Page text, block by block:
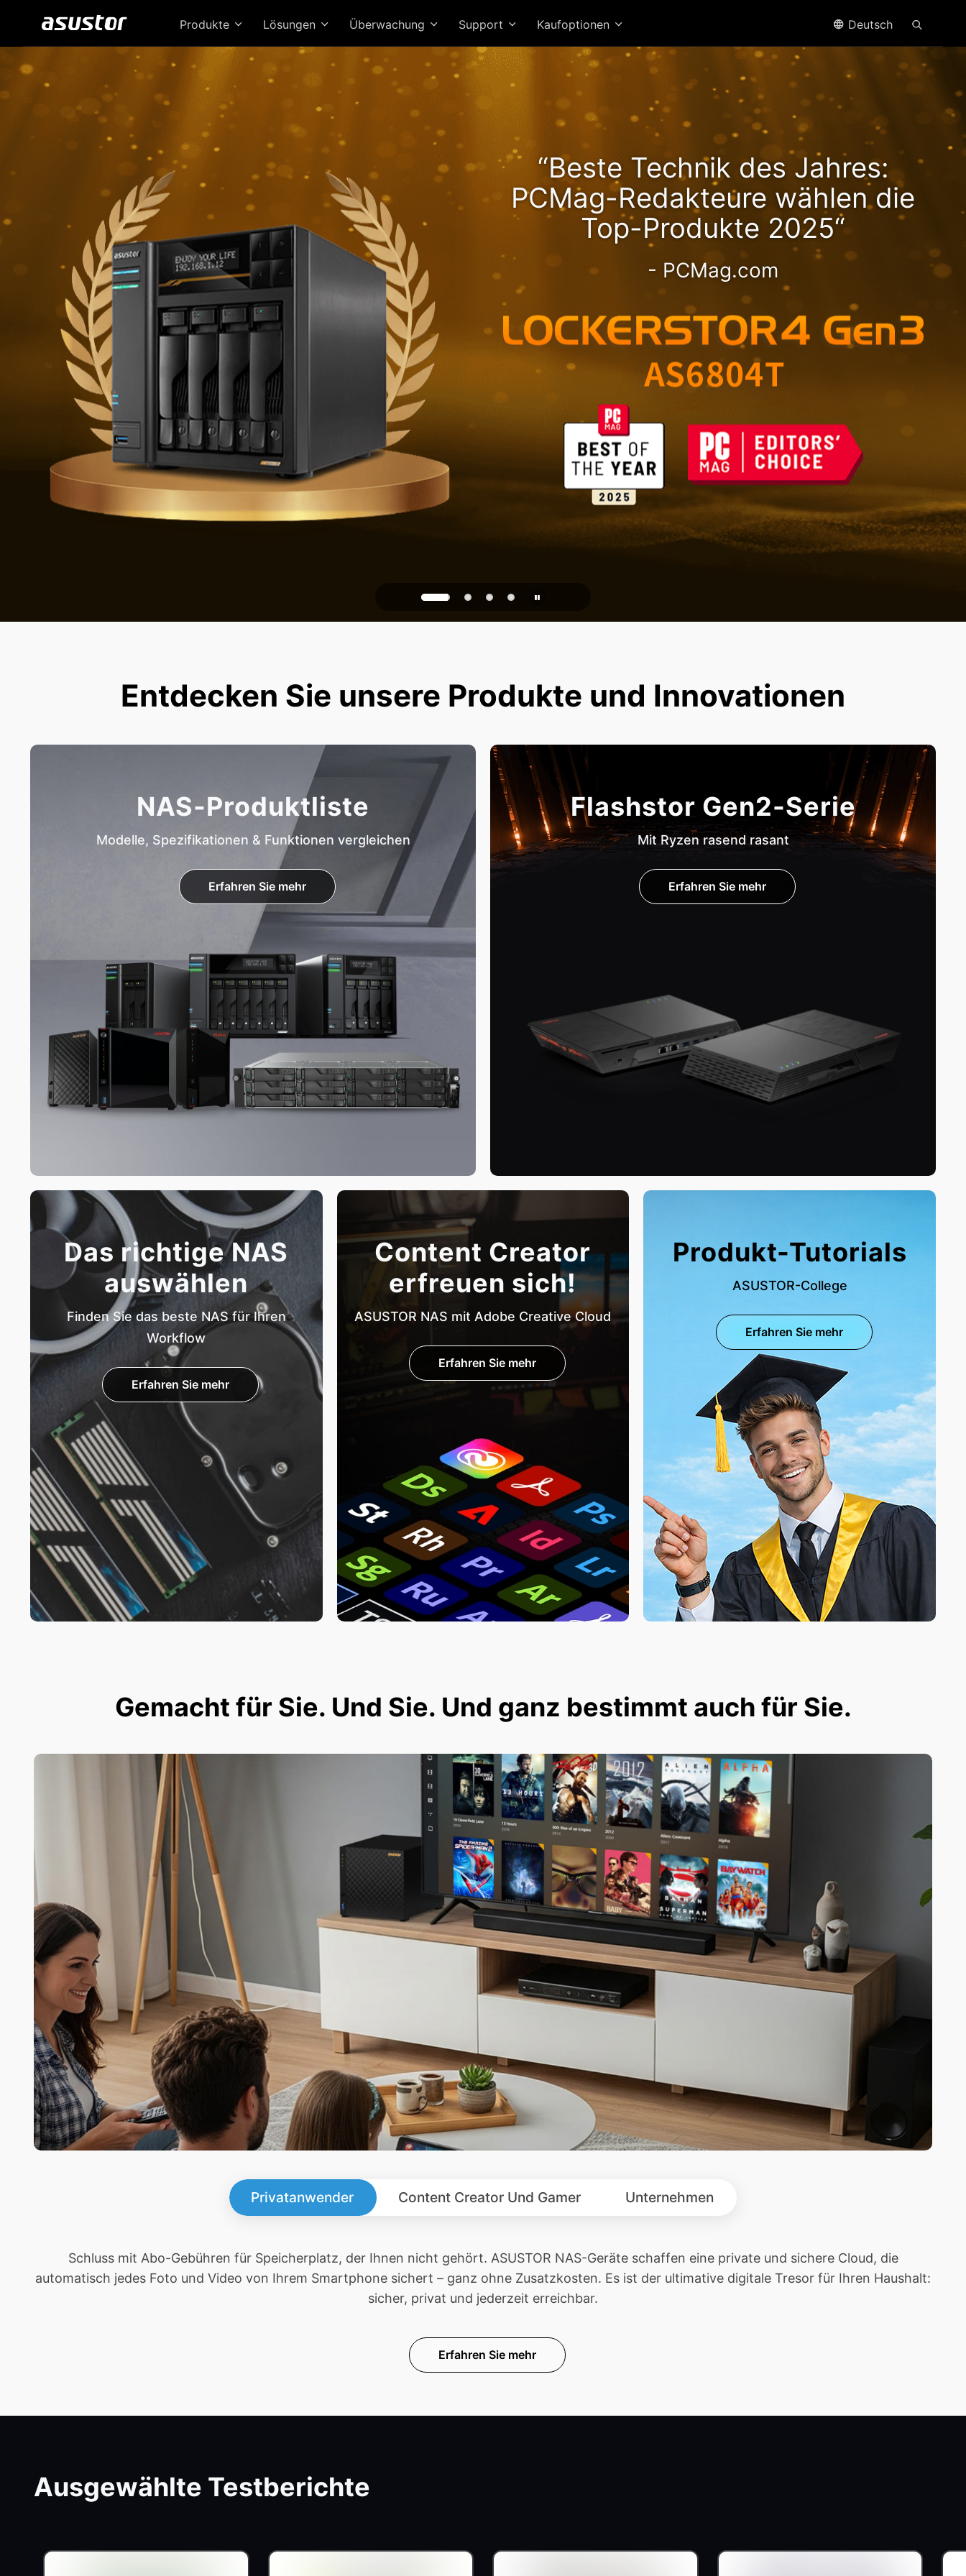
Produkte Lösungen Überwachung Support Kaufoptionen Deutsch
“Beste Technik des Jahres:
PCMag-Redakteure wählen die
Top-Produkte 2025“
- PCMag.com
Der Lockerstor 24R Pro Gen2
bringt steigende Leistung mit
Ryzen-Power!
Hochwertiges 2.5GbE NAS
Zuverlässiger Speicher für Zuhause
und Büro
PQC Ready
Verteidigung gegen zukünftige Quantenangriffe
Entdecken Sie unsere Produkte und Innovationen
NAS-Produktliste
Modelle, Spezifikationen & Funktionen vergleichen
Erfahren Sie mehr
Flashstor Gen2-Serie
Mit Ryzen rasend rasant
Erfahren Sie mehr
Das richtige NAS
auswählen
Finden Sie das beste NAS für Ihren
Workflow
Erfahren Sie mehr
Content Creator
erfreuen sich!
ASUSTOR NAS mit Adobe Creative Cloud
Erfahren Sie mehr
Produkt-Tutorials
ASUSTOR-College
Erfahren Sie mehr
Gemacht für Sie. Und Sie. Und ganz bestimmt auch für Sie.
Privatanwender Content Creator Und Gamer Unternehmen
Schluss mit Abo-Gebühren für Speicherplatz, der Ihnen nicht gehört. ASUSTOR NAS-Geräte schaffen eine private und sichere Cloud, die
automatisch jedes Foto und Video von Ihrem Smartphone sichert – ganz ohne Zusatzkosten. Es ist der ultimative digitale Tresor für Ihren Haushalt:
sicher, privat und jederzeit erreichbar.
Erfahren Sie mehr
Ausgewählte Testberichte